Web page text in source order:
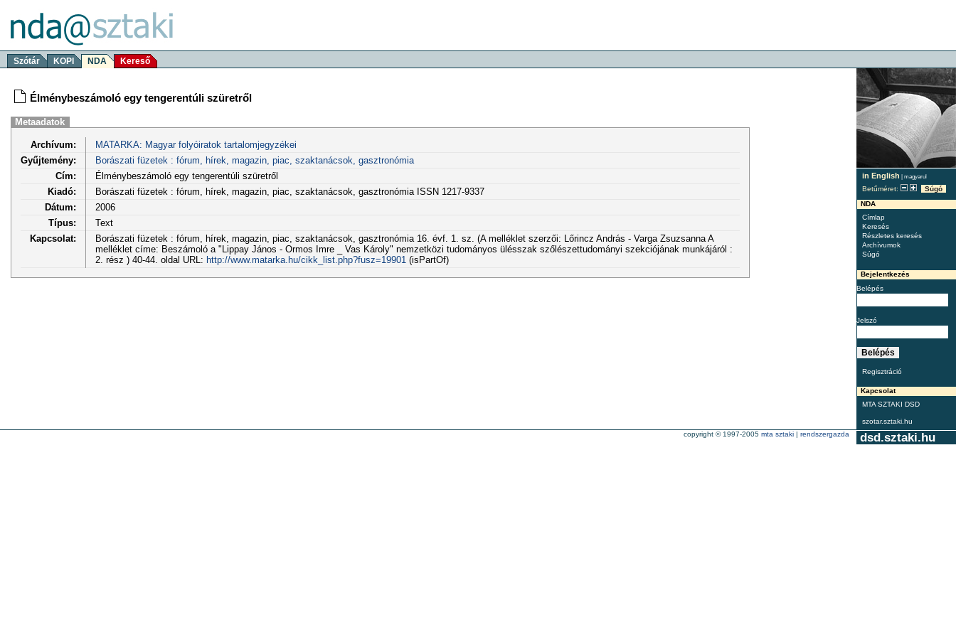
Szótár KOPI NDA Kereső
in English | magyarul
Betűméret:
Súgó
NDA
Címlap
Keresés
Részletes keresés
Archívumok
Súgó
Bejelentkezés
Belépés
Jelszó
Regisztráció
Kapcsolat
MTA SZTAKI DSD
szotar.sztaki.hu
Élménybeszámoló egy tengerentúli szüretről
Metaadatok
Archívum:
MATARKA: Magyar folyóiratok tartalomjegyzékei
Gyűjtemény:
Borászati füzetek : fórum, hírek, magazin, piac, szaktanácsok, gasztronómia
Cím:
Élménybeszámoló egy tengerentúli szüretről
Kiadó:
Borászati füzetek : fórum, hírek, magazin, piac, szaktanácsok, gasztronómia ISSN 1217-9337
Dátum:
2006
Típus:
Text
Kapcsolat:
Borászati füzetek : fórum, hírek, magazin, piac, szaktanácsok, gasztronómia 16. évf. 1. sz. (A melléklet szerzői: Lőrincz András - Varga Zsuzsanna A
melléklet címe: Beszámoló a "Lippay János - Ormos Imre _ Vas Károly" nemzetközi tudományos ülésszak szőlészettudományi szekciójának munkájáról :
2. rész ) 40-44. oldal URL: http://www.matarka.hu/cikk_list.php?fusz=19901 (isPartOf)
dsd.sztaki.hu
copyright © 1997-2005 mta sztaki | rendszergazda